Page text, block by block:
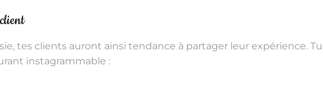
tes clients auront ainsi tendance à partager leur expérience. Tu
instagrammable :